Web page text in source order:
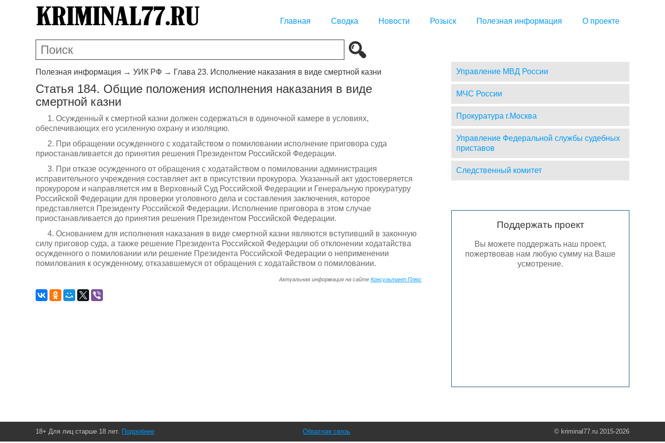
Главная Сводка Новости Розыск Полезная информация О проекте
Полезная информация → УИК РФ → Глава 23. Исполнение наказания в виде смертной казни
Статья 184. Общие положения исполнения наказания в виде
смертной казни
1. Осужденный к смертной казни должен содержаться в одиночной камере в условиях,
обеспечивающих его усиленную охрану и изоляцию.
2. При обращении осужденного с ходатайством о помиловании исполнение приговора суда
приостанавливается до принятия решения Президентом Российской Федерации.
3. При отказе осужденного от обращения с ходатайством о помиловании администрация
исправительного учреждения составляет акт в присутствии прокурора. Указанный акт удостоверяется
прокурором и направляется им в Верховный Суд Российской Федерации и Генеральную прокуратуру
Российской Федерации для проверки уголовного дела и составления заключения, которое
представляется Президенту Российской Федерации. Исполнение приговора в этом случае
приостанавливается до принятия решения Президентом Российской Федерации.
4. Основанием для исполнения наказания в виде смертной казни являются вступивший в законную
силу приговор суда, а также решение Президента Российской Федерации об отклонении ходатайства
осужденного о помиловании или решение Президента Российской Федерации о неприменении
помилования к осужденному, отказавшемуся от обращения с ходатайством о помиловании.
Актуальная информация на сайте Консультант Плюс
Управление МВД России
МЧС России
Прокуратура г.Москва
Управление Федеральной службы судебных
приставов
Следственный комитет
Поддержать проект
Вы можете поддержать наш проект,
пожертвовав нам любую сумму на Ваше
усмотрение.
18+ Для лиц старше 18 лет. Подробнее © kriminal77.ru 2015-2026
Обратная связь